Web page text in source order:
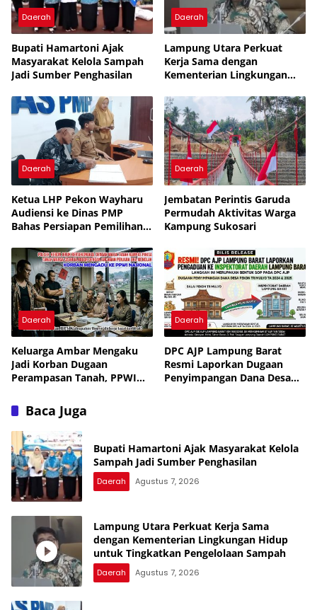
Daerah
Bupati Hamartoni Ajak
Masyarakat Kelola Sampah
Jadi Sumber Penghasilan
Daerah
Lampung Utara Perkuat
Kerja Sama dengan
Kementerian Lingkungan
Pengelolaan Sampah
Daerah
Ketua LHP Pekon Wayharu
Audiensi ke Dinas PMP
Bahas Persiapan Pemilihan
Daerah
Jembatan Perintis Garuda
Permudah Aktivitas Warga
Kampung Sukosari
Daerah
Keluarga Ambar Mengaku
Jadi Korban Dugaan
Perampasan Tanah, PPWI
Daerah
DPC AJP Lampung Barat
Resmi Laporkan Dugaan
Penyimpangan Dana Desa
Baca Juga
Bupati Hamartoni Ajak Masyarakat Kelola
Sampah Jadi Sumber Penghasilan
Daerah Agustus 7, 2026
Lampung Utara Perkuat Kerja Sama
dengan Kementerian Lingkungan Hidup
untuk Tingkatkan Pengelolaan Sampah
Daerah Agustus 7, 2026